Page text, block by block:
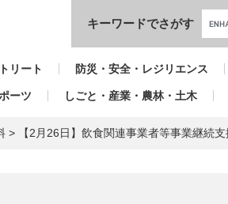
キーワードでさがす
リート 防災・安全・レジリエンス
ーツ しごと・産業・農林・土木
> 【2月26日】飲食関連事業者等事業継続